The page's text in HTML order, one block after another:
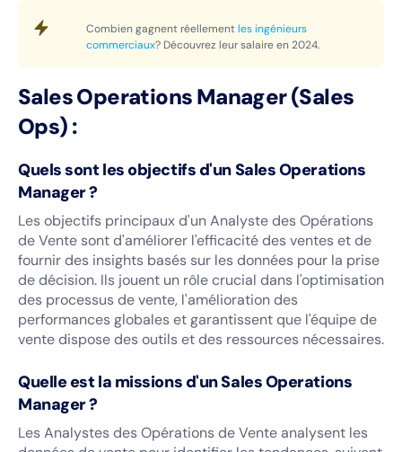
Combien gagnent réellementles ingénieurs
commerciaux? Découvrez leur salaire en 2024.
Sales Operations Manager (Sales
Ops) :
Quels sont les objectifs d'un Sales Operations
Manager ?
Les objectifs principaux d'un Analyste des Opérations
de Vente sont d'améliorer l'efficacité des ventes et de
fournir des insights basés sur les données pour la prise
de décision. Ils jouent un rôle crucial dans l'optimisation
des processus de vente, l'amélioration des
performances globales et garantissent que l'équipe de
vente dispose des outils et des ressources nécessaires.
Quelle est la missions d'un Sales Operations
Manager ?
Les Analystes des Opérations de Vente analysent les